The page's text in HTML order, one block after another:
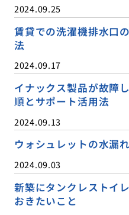
2024.09.25
賃貸での洗濯機排水口
法
2024.09.17
イナックス製品が故障
順とサポート活用法
2024.09.13
ウォシュレットの水漏
2024.09.03
新築にタンクレストイ
おきたいこと